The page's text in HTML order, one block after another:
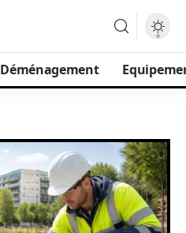
Déménagement